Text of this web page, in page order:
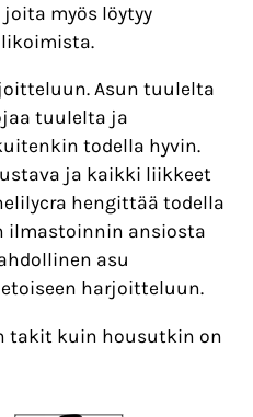
myös löytyy
Asun tuulelta
tuulelta ja
todella hyvin.
ja kaikki liikkeet
hengittää todella
ilmastoinnin ansiosta
asu
harjoitteluun.
takit kuin housutkin on